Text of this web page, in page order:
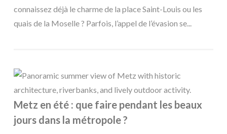
connaissez déjà le charme de la place Saint-Louis ou les
quais de la Moselle ? Parfois, l’appel de l’évasion se...
Metz en été : que faire pendant les beaux
jours dans la métropole ?